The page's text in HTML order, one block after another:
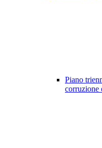
Piano
corruzione